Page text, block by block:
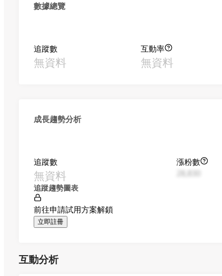
數據總覽
追蹤數
無資料
互動率
無資料
成長趨勢分析
追蹤數
無資料
漲粉數
追蹤趨勢圖表
前往申請試用方案解鎖
立即註冊
互動分析